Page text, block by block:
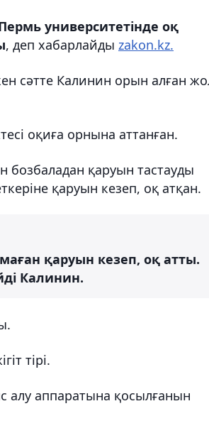
университетінде оқ
, деп хабарлайды zakon.kz.
сәтте Калинин орын алған
оқиға орнына аттанған.
бозбаладан қаруын тастауды
қаруын кезеп, оқ атқан.
қаруын кезеп, оқ атты.
Калинин.
тірі.
алу аппаратына қосылғанын